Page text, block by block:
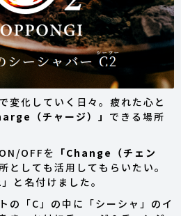
変化していく日々。疲れた心と
（チャージ）」 できる場所
OFFを
「Change（チェン
としても活用してもらいたい。
」と名付けました。
の「C」の中に「シーシャ」のイ